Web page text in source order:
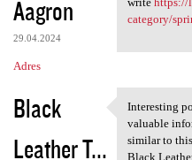
Aagron
29.04.2024
Adres
category/
Black
Leather T...
Interesting
valuable
similar to
Black